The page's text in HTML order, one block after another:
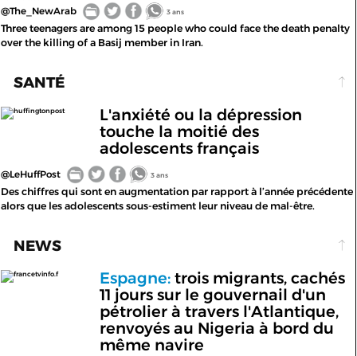
@The_NewArab 3 ans
Three teenagers are among 15 people who could face the death penalty
over the killing of a Basij member in Iran.
SANTÉ
huffingtonpost
L'anxiété ou la dépression
touche la moitié des
adolescents français
@LeHuffPost 3 ans
Des chiffres qui sont en augmentation par rapport à l’année précédente
alors que les adolescents sous-estiment leur niveau de mal-être.
NEWS
francetvinfo.f Espagne:trois migrants, cachés
11 jours sur le gouvernail d'un
pétrolier à travers l'Atlantique,
renvoyés au Nigeria à bord du
même navire